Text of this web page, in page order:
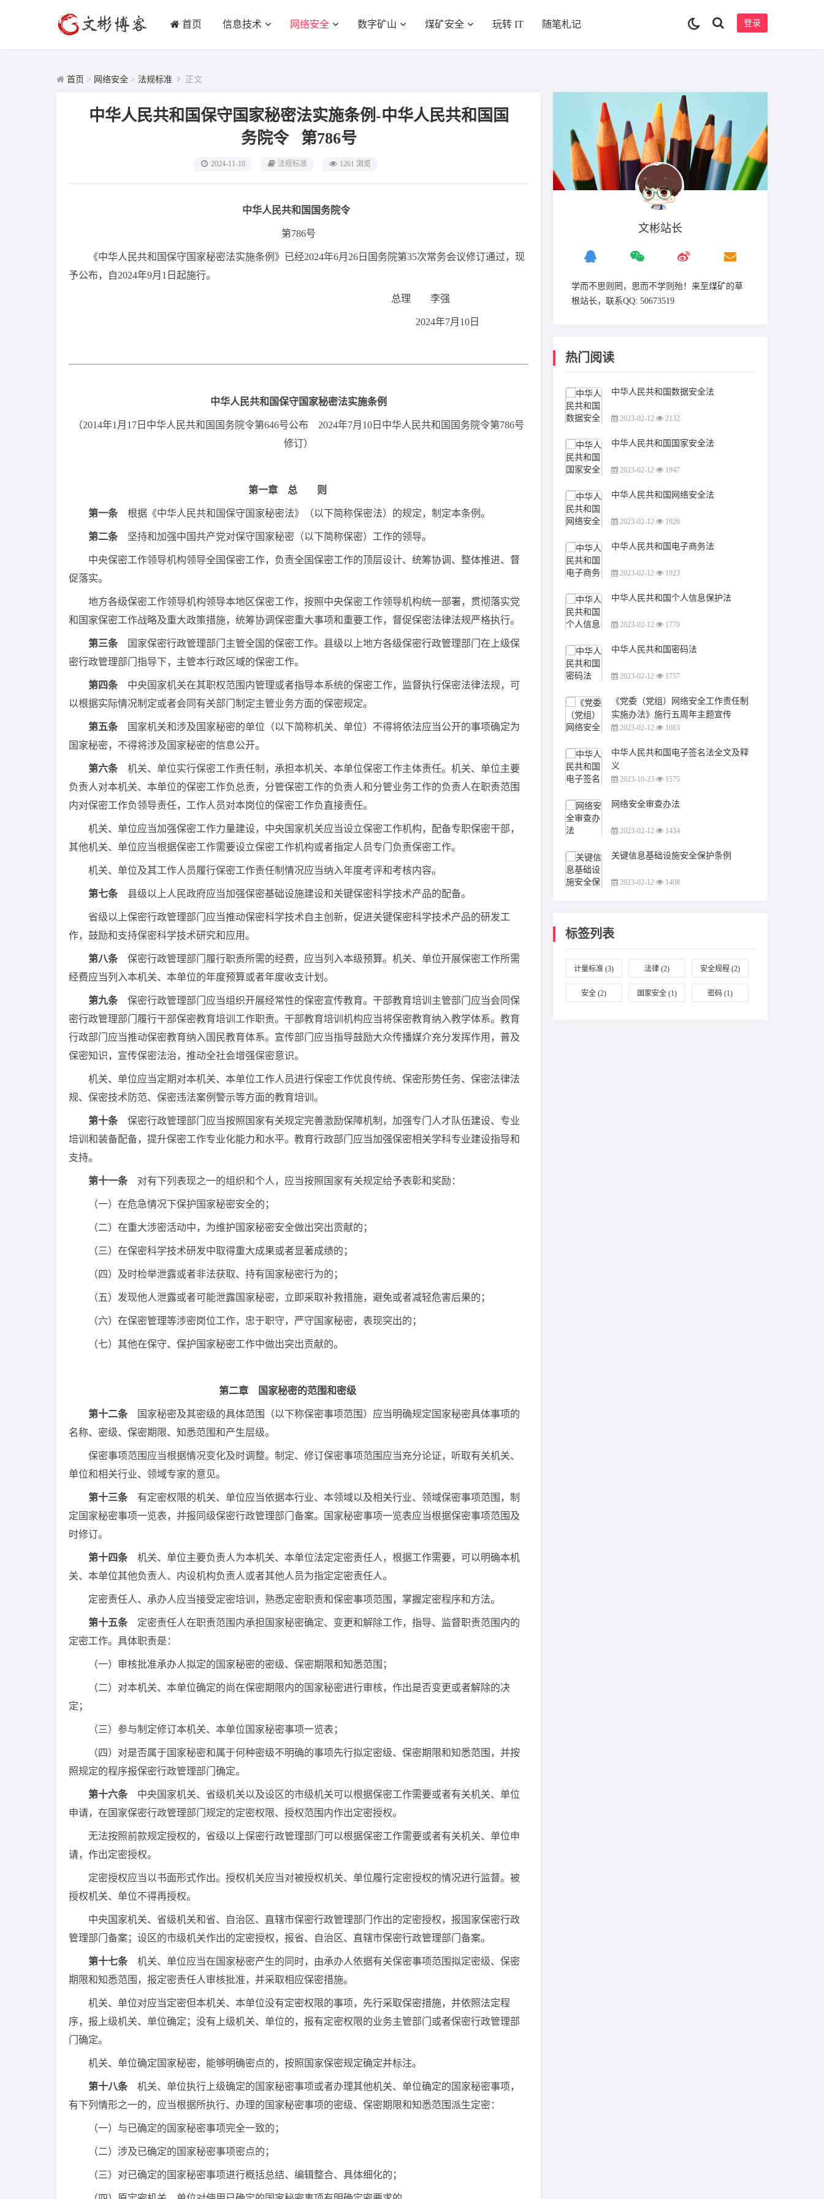
首页 信息技术 网络安全 数字矿山 煤矿安全 玩转 IT 随笔札记 登录
首页 > 网络安全 > 法规标准 正文
中华人民共和国保守国家秘密法实施条例-中华人民共和国国
务院令 第786号
2024-11-10 法规标准 1261 浏览
中华人民共和国国务院令
第786号
《中华人民共和国保守国家秘密法实施条例》已经2024年6月26日国务院第35次常务会议修订通过，现
予公布，自2024年9月1日起施行。
总理 李强
2024年7月10日
中华人民共和国保守国家秘密法实施条例
（2014年1月17日中华人民共和国国务院令第646号公布 2024年7月10日中华人民共和国国务院令第786号
修订）
第一章 总 则
第一条 根据《中华人民共和国保守国家秘密法》（以下简称保密法）的规定，制定本条例。
第二条 坚持和加强中国共产党对保守国家秘密（以下简称保密）工作的领导。
中央保密工作领导机构领导全国保密工作，负责全国保密工作的顶层设计、统筹协调、整体推进、督
促落实。
地方各级保密工作领导机构领导本地区保密工作，按照中央保密工作领导机构统一部署，贯彻落实党
和国家保密工作战略及重大政策措施，统筹协调保密重大事项和重要工作，督促保密法律法规严格执行。
第三条 国家保密行政管理部门主管全国的保密工作。县级以上地方各级保密行政管理部门在上级保
密行政管理部门指导下，主管本行政区域的保密工作。
第四条 中央国家机关在其职权范围内管理或者指导本系统的保密工作，监督执行保密法律法规，可
以根据实际情况制定或者会同有关部门制定主管业务方面的保密规定。
第五条 国家机关和涉及国家秘密的单位（以下简称机关、单位）不得将依法应当公开的事项确定为
国家秘密，不得将涉及国家秘密的信息公开。
第六条 机关、单位实行保密工作责任制，承担本机关、本单位保密工作主体责任。机关、单位主要
负责人对本机关、本单位的保密工作负总责，分管保密工作的负责人和分管业务工作的负责人在职责范围
内对保密工作负领导责任，工作人员对本岗位的保密工作负直接责任。
机关、单位应当加强保密工作力量建设，中央国家机关应当设立保密工作机构，配备专职保密干部，
其他机关、单位应当根据保密工作需要设立保密工作机构或者指定人员专门负责保密工作。
机关、单位及其工作人员履行保密工作责任制情况应当纳入年度考评和考核内容。
第七条 县级以上人民政府应当加强保密基础设施建设和关键保密科学技术产品的配备。
省级以上保密行政管理部门应当推动保密科学技术自主创新，促进关键保密科学技术产品的研发工
作，鼓励和支持保密科学技术研究和应用。
第八条 保密行政管理部门履行职责所需的经费，应当列入本级预算。机关、单位开展保密工作所需
经费应当列入本机关、本单位的年度预算或者年度收支计划。
第九条 保密行政管理部门应当组织开展经常性的保密宣传教育。干部教育培训主管部门应当会同保
密行政管理部门履行干部保密教育培训工作职责。干部教育培训机构应当将保密教育纳入教学体系。教育
行政部门应当推动保密教育纳入国民教育体系。宣传部门应当指导鼓励大众传播媒介充分发挥作用，普及
保密知识，宣传保密法治，推动全社会增强保密意识。
机关、单位应当定期对本机关、本单位工作人员进行保密工作优良传统、保密形势任务、保密法律法
规、保密技术防范、保密违法案例警示等方面的教育培训。
第十条 保密行政管理部门应当按照国家有关规定完善激励保障机制，加强专门人才队伍建设、专业
培训和装备配备，提升保密工作专业化能力和水平。教育行政部门应当加强保密相关学科专业建设指导和
支持。
第十一条 对有下列表现之一的组织和个人，应当按照国家有关规定给予表彰和奖励：
（一）在危急情况下保护国家秘密安全的；
（二）在重大涉密活动中，为维护国家秘密安全做出突出贡献的；
（三）在保密科学技术研发中取得重大成果或者显著成绩的；
（四）及时检举泄露或者非法获取、持有国家秘密行为的；
（五）发现他人泄露或者可能泄露国家秘密，立即采取补救措施，避免或者减轻危害后果的；
（六）在保密管理等涉密岗位工作，忠于职守，严守国家秘密，表现突出的；
（七）其他在保守、保护国家秘密工作中做出突出贡献的。
第二章 国家秘密的范围和密级
第十二条 国家秘密及其密级的具体范围（以下称保密事项范围）应当明确规定国家秘密具体事项的
名称、密级、保密期限、知悉范围和产生层级。
保密事项范围应当根据情况变化及时调整。制定、修订保密事项范围应当充分论证，听取有关机关、
单位和相关行业、领域专家的意见。
第十三条 有定密权限的机关、单位应当依据本行业、本领域以及相关行业、领域保密事项范围，制
定国家秘密事项一览表，并报同级保密行政管理部门备案。国家秘密事项一览表应当根据保密事项范围及
时修订。
第十四条 机关、单位主要负责人为本机关、本单位法定定密责任人，根据工作需要，可以明确本机
关、本单位其他负责人、内设机构负责人或者其他人员为指定定密责任人。
定密责任人、承办人应当接受定密培训，熟悉定密职责和保密事项范围，掌握定密程序和方法。
第十五条 定密责任人在职责范围内承担国家秘密确定、变更和解除工作，指导、监督职责范围内的
定密工作。具体职责是：
（一）审核批准承办人拟定的国家秘密的密级、保密期限和知悉范围；
（二）对本机关、本单位确定的尚在保密期限内的国家秘密进行审核，作出是否变更或者解除的决
定；
（三）参与制定修订本机关、本单位国家秘密事项一览表；
（四）对是否属于国家秘密和属于何种密级不明确的事项先行拟定密级、保密期限和知悉范围，并按
照规定的程序报保密行政管理部门确定。
第十六条 中央国家机关、省级机关以及设区的市级机关可以根据保密工作需要或者有关机关、单位
申请，在国家保密行政管理部门规定的定密权限、授权范围内作出定密授权。
无法按照前款规定授权的，省级以上保密行政管理部门可以根据保密工作需要或者有关机关、单位申
请，作出定密授权。
定密授权应当以书面形式作出。授权机关应当对被授权机关、单位履行定密授权的情况进行监督。被
授权机关、单位不得再授权。
中央国家机关、省级机关和省、自治区、直辖市保密行政管理部门作出的定密授权，报国家保密行政
管理部门备案；设区的市级机关作出的定密授权，报省、自治区、直辖市保密行政管理部门备案。
第十七条 机关、单位应当在国家秘密产生的同时，由承办人依据有关保密事项范围拟定密级、保密
期限和知悉范围，报定密责任人审核批准，并采取相应保密措施。
机关、单位对应当定密但本机关、本单位没有定密权限的事项，先行采取保密措施，并依照法定程
序，报上级机关、单位确定；没有上级机关、单位的，报有定密权限的业务主管部门或者保密行政管理部
门确定。
机关、单位确定国家秘密，能够明确密点的，按照国家保密规定确定并标注。
第十八条 机关、单位执行上级确定的国家秘密事项或者办理其他机关、单位确定的国家秘密事项，
有下列情形之一的，应当根据所执行、办理的国家秘密事项的密级、保密期限和知悉范围派生定密：
（一）与已确定的国家秘密事项完全一致的；
（二）涉及已确定的国家秘密事项密点的；
（三）对已确定的国家秘密事项进行概括总结、编辑整合、具体细化的；
文彬站长
学而不思则罔，思而不学则殆！来至煤矿的草
根站长，联系QQ: 50673519
热门阅读
中华人民共和国数据安全法
2023-02-12 2132
中华人民共和国国家安全法
2023-02-12 1947
中华人民共和国网络安全法
2023-02-12 1926
中华人民共和国电子商务法
2023-02-12 1923
中华人民共和国个人信息保护法
2023-02-12 1770
中华人民共和国密码法
2023-02-12 1757
《党委（党组）网络安全工作责任制
实施办法》施行五周年主题宣传
2023-02-12 1683
中华人民共和国电子签名法全文及释
义
2023-10-23 1575
网络安全审查办法
2023-02-12 1434
关键信息基础设施安全保护条例
2023-02-12 1408
标签列表
计量标准 (3) 法律 (2) 安全规程 (2)
安全 (2) 国家安全 (1) 密码 (1)